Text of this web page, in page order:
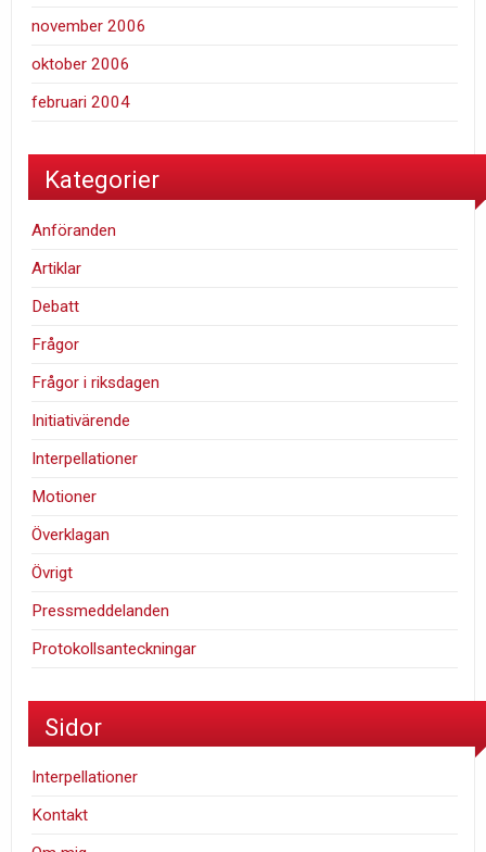
november 2006
oktober 2006
februari 2004
Kategorier
Anföranden
Artiklar
Debatt
Frågor
Frågor i riksdagen
Initiativärende
Interpellationer
Motioner
Överklagan
Övrigt
Pressmeddelanden
Protokollsanteckningar
Sidor
Interpellationer
Kontakt